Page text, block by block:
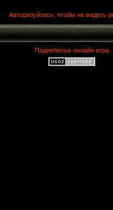
Авторизуйтесь, чтобы не видеть
Поднебесье онлайн игра